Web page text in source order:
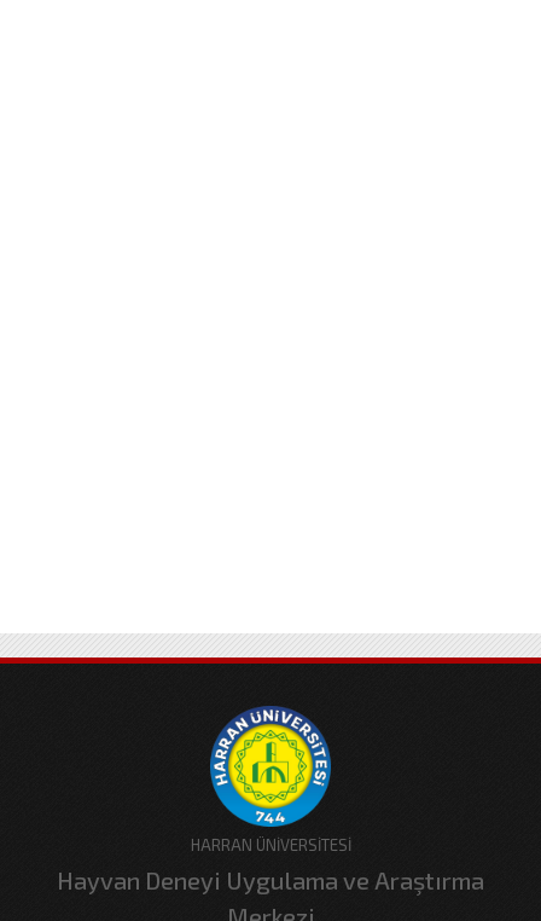
HARRAN ÜNİVERSİTESİ
Hayvan Deneyi Uygulama ve Araştırma